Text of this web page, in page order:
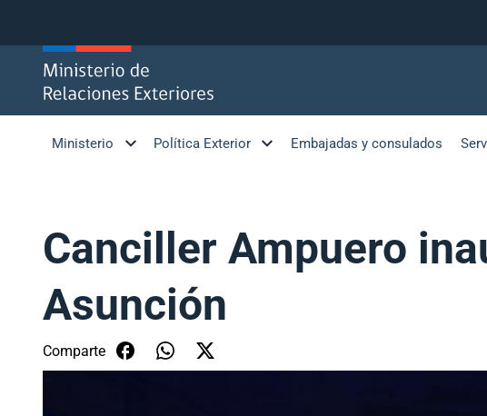
Ministerio Política Exterior Embajadas y consulados
Canciller Ampuero
Asunción
Comparte